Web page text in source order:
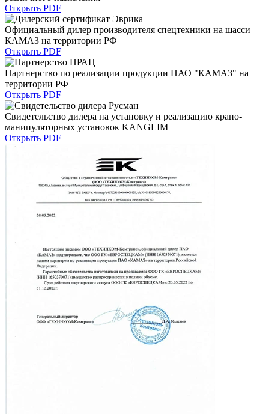
Открыть PDF
Официальный дилер производителя спецтехники на шасси
КАМАЗ на территории РФ
Открыть PDF
Партнерство по реализации продукции ПАО "КАМАЗ" на
территории РФ
Открыть PDF
Свидетельство дилера на установку и реализацию крано-
манипуляторных установок KANGLIM
Открыть PDF